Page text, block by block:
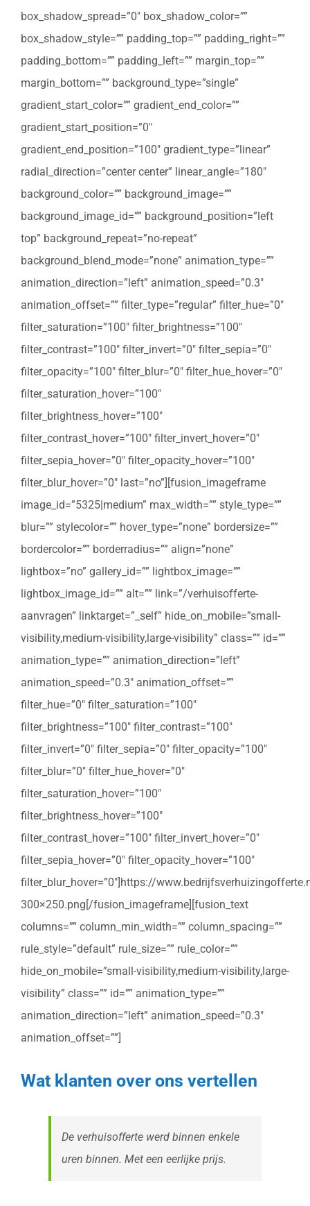
box_shadow_spread=”0″ box_shadow_color=””
box_shadow_style=”” padding_top=”” padding_right=””
padding_bottom=”” padding_left=”” margin_top=””
margin_bottom=”” background_type=”single”
gradient_start_color=”” gradient_end_color=””
gradient_start_position=”0″
gradient_end_position=”100″ gradient_type=”linear”
radial_direction=”center center” linear_angle=”180″
background_color=”” background_image=””
background_image_id=”” background_position=”left
top” background_repeat=”no-repeat”
background_blend_mode=”none” animation_type=””
animation_direction=”left” animation_speed=”0.3″
animation_offset=”” filter_type=”regular” filter_hue=”0″
filter_saturation=”100″ filter_brightness=”100″
filter_contrast=”100″ filter_invert=”0″ filter_sepia=”0″
filter_opacity=”100″ filter_blur=”0″ filter_hue_hover=”0″
filter_saturation_hover=”100″
filter_brightness_hover=”100″
filter_contrast_hover=”100″ filter_invert_hover=”0″
filter_sepia_hover=”0″ filter_opacity_hover=”100″
filter_blur_hover=”0″ last=”no”][fusion_imageframe
image_id=”5325|medium” max_width=”” style_type=””
blur=”” stylecolor=”” hover_type=”none” bordersize=””
bordercolor=”” borderradius=”” align=”none”
lightbox=”no” gallery_id=”” lightbox_image=””
lightbox_image_id=”” alt=”” link=”/verhuisofferte-
aanvragen” linktarget=”_self” hide_on_mobile=”small-
visibility,medium-visibility,large-visibility” class=”” id=””
animation_type=”” animation_direction=”left”
animation_speed=”0.3″ animation_offset=””
filter_hue=”0″ filter_saturation=”100″
filter_brightness=”100″ filter_contrast=”100″
filter_invert=”0″ filter_sepia=”0″ filter_opacity=”100″
filter_blur=”0″ filter_hue_hover=”0″
filter_saturation_hover=”100″
filter_brightness_hover=”100″
filter_contrast_hover=”100″ filter_invert_hover=”0″
filter_sepia_hover=”0″ filter_opacity_hover=”100″
filter_blur_hover=”0″]https://
300×250.png[/fusion_imageframe][fusion_text
columns=”” column_min_width=”” column_spacing=””
rule_style=”default” rule_size=”” rule_color=””
hide_on_mobile=”small-visibility,medium-visibility,large-
visibility” class=”” id=”” animation_type=””
animation_direction=”left” animation_speed=”0.3″
animation_offset=””]
Wat klanten over ons vertellen
De verhuisofferte werd binnen enkele
uren binnen. Met een eerlijke prijs.